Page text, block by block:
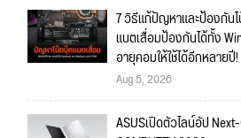
7 วิธีแก้ปัญหาและป้องกัน
แบตเสื่อมป้องกันได้ทั้ง
อายุคอมให้ใช้ได้อีกหลายปี!
Aug 5, 2026
ASUSเปิดตัวไลน์อัป